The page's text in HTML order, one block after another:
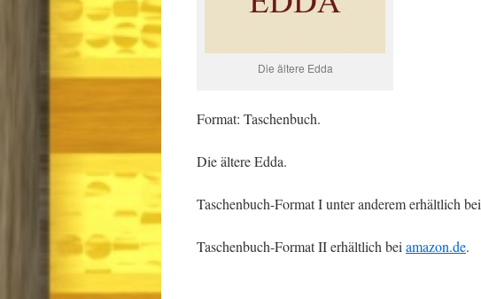
Die ältere Edda
Format: Taschenbuch.
Die ältere Edda.
Taschenbuch-Format I unter anderem erhältlich bei
Taschenbuch-Format II erhältlich bei amazon.de.